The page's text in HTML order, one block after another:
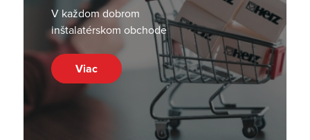
V každom dobrom
inštalatérskom obchode
Viac